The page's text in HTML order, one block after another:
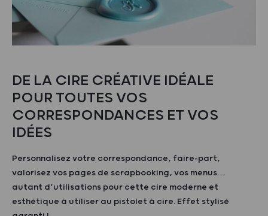
DE LA CIRE CRÉATIVE IDÉALE
POUR TOUTES VOS
CORRESPONDANCES ET VOS
IDÉES
Personnalisez votre correspondance, faire-part,
valorisez vos pages de scrapbooking, vos menus…
autant d’utilisations pour cette cire moderne et
esthétique à utiliser au pistolet à cire. Effet stylisé